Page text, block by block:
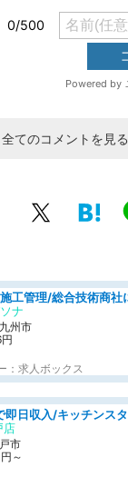
全てのコメントを見る
ナ
州市
：求人ボックス
店
市
～